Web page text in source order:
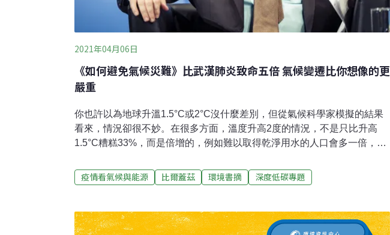
2021年04月06日
《如何避免氣候災難》比武漢肺炎致命五倍 氣候變遷比你想像的更
嚴重
你也許以為地球升溫1.5°C或2°C沒什麼差別，但從氣候科學家模擬的結果
看來，情況卻很不妙。在很多方面，溫度升高2度的情況，不是只比升高
1.5°C糟糕33%，而是倍增的，例如難以取得乾淨用水的人口會多一倍，熱
慘了，但你不會只遇到炎熱天氣，或只遭受洪災。氣候變遷的效應是環環
相扣的。以武漢肺炎（COVID-19）來做對比，這樣所有正在經歷這場大流
疫情，再想像一下同樣痛苦程度持續更長的時間。如果不把全球碳排放量
減到零，這場疫情造成的人命損失和經濟苦難，將是日後經常會發生的狀
疫情看氣候與能源 比爾蓋茲 環境書摘 深度低碳專題